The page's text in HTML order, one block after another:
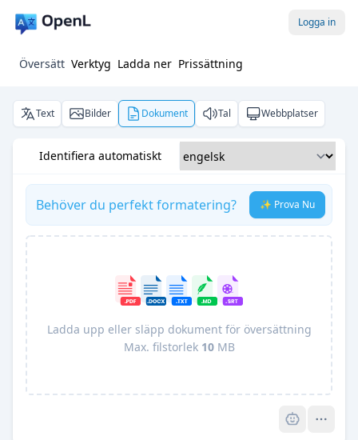
Logga in
Översätt Verktyg Ladda ner Prissättning
Text Bilder Dokument Tal Webbplatser
Identifiera automatiskt
Behöver du perfekt formatering? ✨ Prova Nu
Ladda upp eller släpp dokument för översättning
Max. filstorlek 10MB